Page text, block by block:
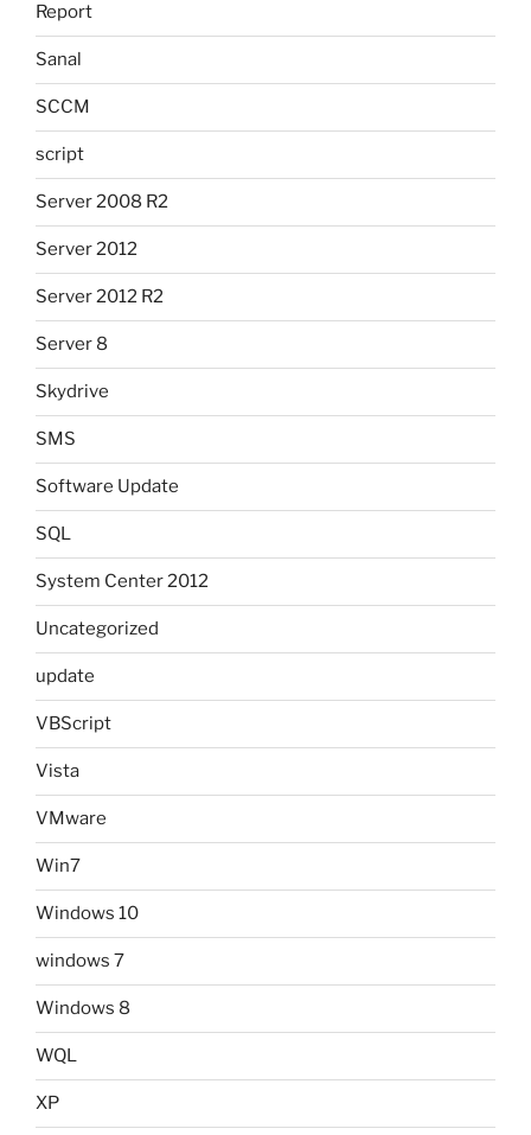
Report
Sanal
SCCM
script
Server 2008 R2
Server 2012
Server 2012 R2
Server 8
Skydrive
SMS
Software Update
SQL
System Center 2012
Uncategorized
update
VBScript
Vista
VMware
Win7
Windows 10
windows 7
Windows 8
WQL
XP